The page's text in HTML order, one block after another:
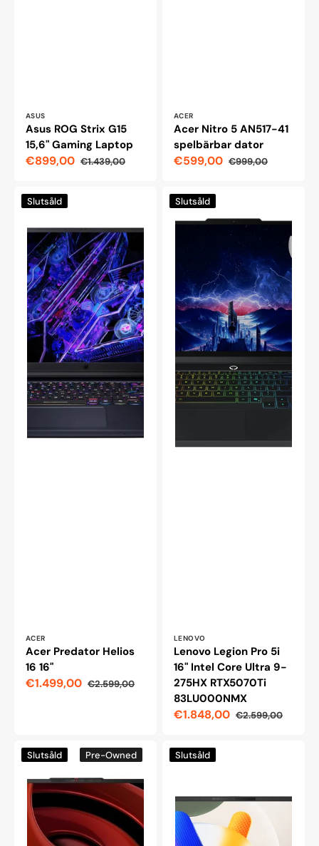
Leverantör:
ASUS
Asus ROG Strix G15
15,6" Gaming Laptop
Reapris
€899,00
Ordinarie
€1.439,00
Leverantör:
ACER
Acer Nitro 5 AN517-41
spelbärbar dator
Reapris
€599,00
Ordinarie
€999,00
Acer
Predator
Slutsåld
Leverantör:
ACER
Acer Predator Helios
16 16"
Reapris
€1.499,00
Ordinarie
€2.599,00
Lenovo
Legion
Pro
Intel
Core
Ultra
275HX
RTX5070Ti
83LU000NMX
Slutsåld
Leverantör:
LENOVO
Lenovo Legion Pro 5i
16" Intel Core Ultra 9-
275HX RTX5070Ti
83LU000NMX
Reapris
€1.848,00
Ordinarie
€2.599,00
Lenovo
IdeaPad
tums
bärbar
Slutsåld Pre-Owned
Asus
Vivobook
Bärbar
OLED
Ryzen
Slutsåld